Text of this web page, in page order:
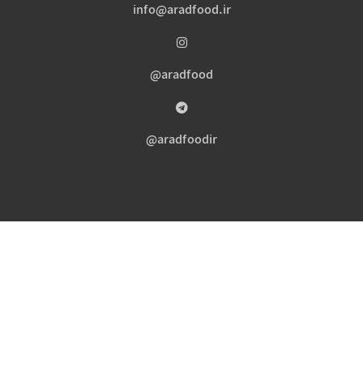
info@aradfood.ir
aradfood@
aradfoodir@